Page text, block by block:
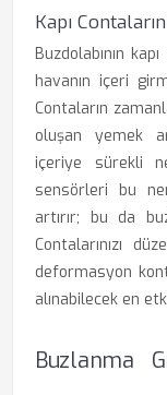
Kapı
Buzdolabının
havanın içeri
Contaların
oluşan yemek
içeriye sürekli
sensörleri bu
artırır; bu da
Contalarınızı
deformasyon
alınabilecek en
Buzlanma